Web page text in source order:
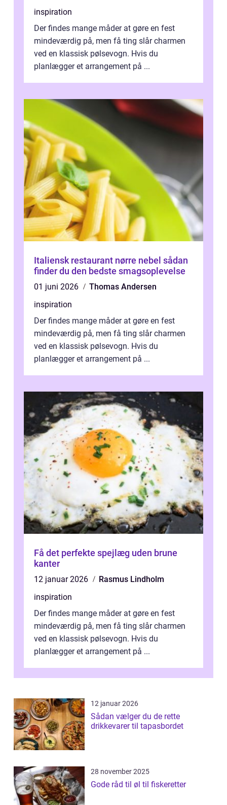
inspiration
Der findes mange måder at gøre en fest
mindeværdig på, men få ting slår charmen
ved en klassisk pølsevogn. Hvis du
planlægger et arrangement på ...
Italiensk restaurant nørre nebel sådan
finder du den bedste smagsoplevelse
01 juni 2026
Thomas Andersen
inspiration
Der findes mange måder at gøre en fest
mindeværdig på, men få ting slår charmen
ved en klassisk pølsevogn. Hvis du
planlægger et arrangement på ...
Få det perfekte spejlæg uden brune
kanter
12 januar 2026
Rasmus Lindholm
inspiration
Der findes mange måder at gøre en fest
mindeværdig på, men få ting slår charmen
ved en klassisk pølsevogn. Hvis du
planlægger et arrangement på ...
12 januar 2026
Sådan vælger du de rette
drikkevarer til tapasbordet
28 november 2025
Gode råd til øl til fiskeretter